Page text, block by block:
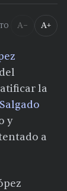
A− A+
la
y
a